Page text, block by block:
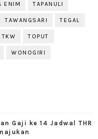
ENIM TAPANULI
TAWANGSARI TEGAL
TKW TOPUT
WONOGIRI
Gaji ke 14 Jadwal THR